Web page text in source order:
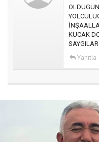
KUCAK
Yanıtla